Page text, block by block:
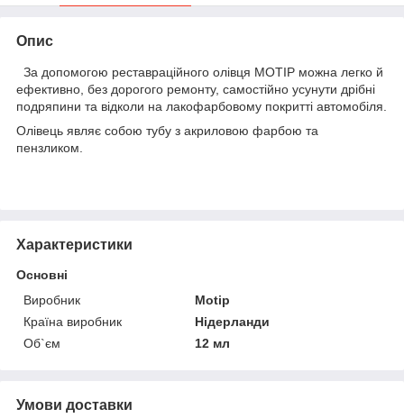
Опис
За допомогою реставраційного олівця MOTIP можна легко й
ефективно, без дорогого ремонту, самостійно усунути дрібні
подряпини та відколи на лакофарбовому покритті автомобіля.
Олівець являє собою тубу з акриловою фарбою та
пензликом.
Характеристики
Основні
Виробник
Motip
Країна виробник
Нідерланди
Об`єм
12 мл
Умови доставки